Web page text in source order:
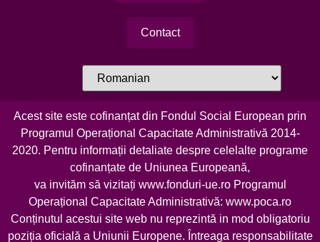
Contact
Acest site este cofinanțat din Fondul Social European prin
Programul Operațional Capacitate Administrativă 2014-
2020. Pentru informații detaliate despre celelalte programe
cofinanțate de Uniunea Europeană,
va invităm să vizitați www.fonduri-ue.roProgramul
Operațional Capacitate Administrativă: www.poca.ro
Conținutul acestui site web nu reprezintă in mod obligatoriu
poziția oficială a Uniunii Europene. Întreaga responsabilitate